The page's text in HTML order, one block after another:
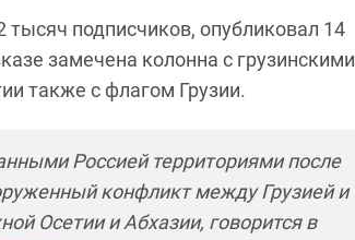
подписчиков, опубликовал 14
замечена колонна с грузинскими
также с флагом Грузии.
Россией территориями после
конфликт между Грузией и
Осетии и Абхазии, говорится в